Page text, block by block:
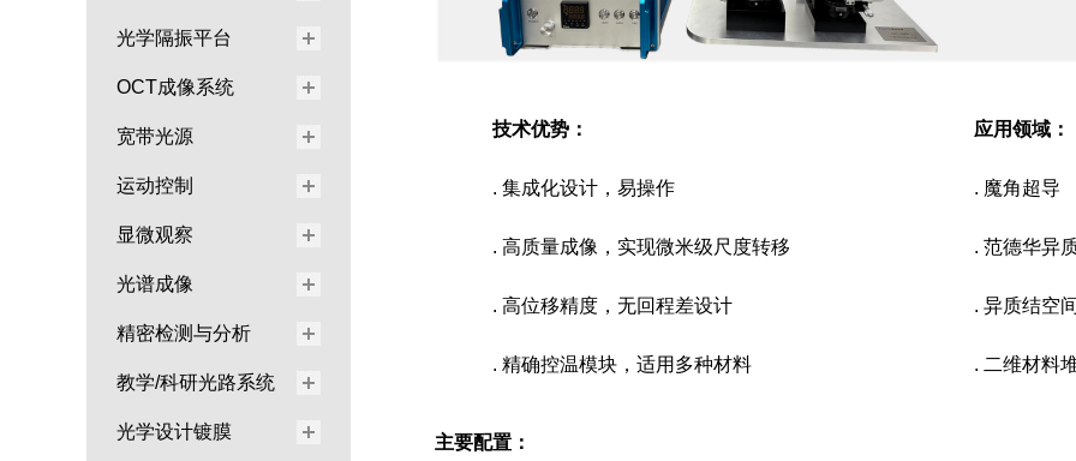
光学隔振平台
OCT成像系统
宽带光源
运动控制
显微观察
光谱成像
精密检测与分析
教学/科研光路系统
光学设计镀膜
技术优势：
. 集成化设计，易操作
. 高质量成像，实现微米级尺度转移
. 高位移精度，无回程差设计
. 精确控温模块，适用多种材料
应用领域：
. 魔角超导
. 范德华异
. 异质结空
. 二维材料
主要配置：